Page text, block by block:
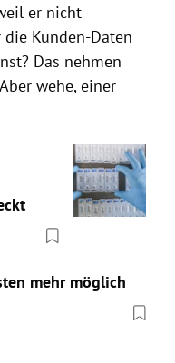
er nicht
Kunden-Daten
Das nehmen
wehe, einer
mehr möglich